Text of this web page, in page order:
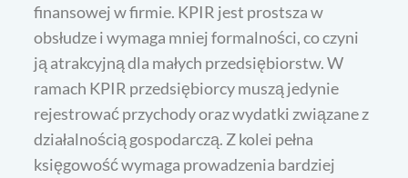
finansowej w firmie. KPIR jest prostsza w
obsłudze i wymaga mniej formalności, co czyni
ją atrakcyjną dla małych przedsiębiorstw. W
ramach KPIR przedsiębiorcy muszą jedynie
rejestrować przychody oraz wydatki związane z
działalnością gospodarczą. Z kolei pełna
księgowość wymaga prowadzenia bardziej